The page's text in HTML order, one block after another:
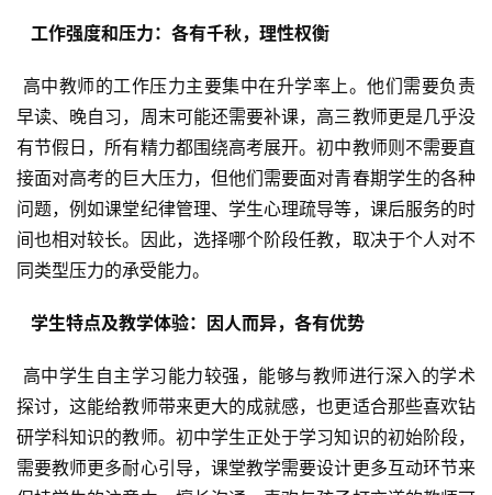
  工作强度和压力：各有千秋，理性权衡
早读、晚自习，周末可能还需要补课，高三教师更是几乎没
有节假日，所有精力都围绕高考展开。初中教师则不需要直
接面对高考的巨大压力，但他们需要面对青春期学生的各种
问题，例如课堂纪律管理、学生心理疏导等，课后服务的时
间也相对较长。因此，选择哪个阶段任教，取决于个人对不
同类型压力的承受能力。
  学生特点及教学体验：因人而异，各有优势
探讨，这能给教师带来更大的成就感，也更适合那些喜欢钻
研学科知识的教师。初中学生正处于学习知识的初始阶段，
需要教师更多耐心引导，课堂教学需要设计更多互动环节来